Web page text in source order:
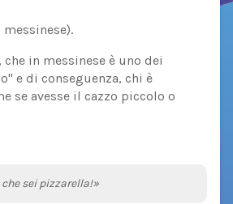
in messinese è uno dei
e di conseguenza, chi è
se avesse il cazzo piccolo o
sei pizzarella!»